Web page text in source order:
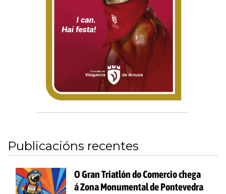
Publicacións recentes
O Gran Triatlón do Comercio chega
á Zona Monumental de Pontevedra